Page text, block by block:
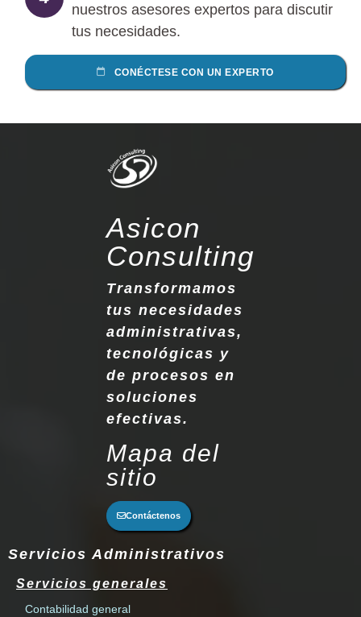
nuestros asesores expertos para discutir
tus necesidades.
CONÉCTESE CON UN EXPERTO
Asicon
Consulting
Transformamos
tus necesidades
administrativas,
tecnológicas y
de procesos en
soluciones
efectivas.
Mapa del
sitio
Contáctenos
Servicios Administrativos
Servicios generales
Contabilidad general